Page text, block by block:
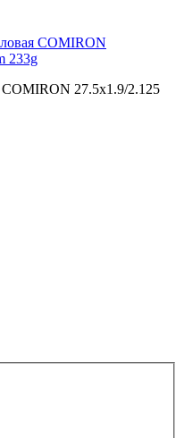
COMIRON
233g
COMIRON 27.5x1.9/2.125